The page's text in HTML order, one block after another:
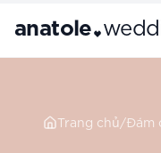
anatole
Trang chủ/Đám